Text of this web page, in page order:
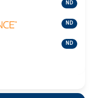
ND
ND
ND